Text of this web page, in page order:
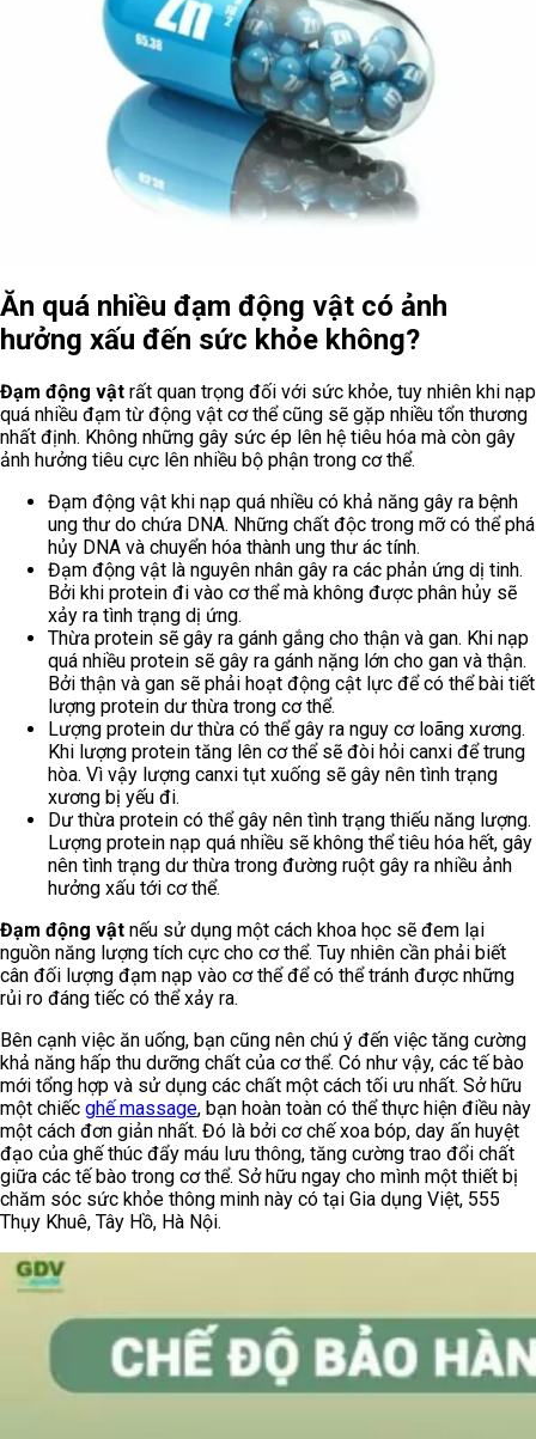
Ăn quá nhiều đạm động vật có ảnh
hưởng xấu đến sức khỏe không?
Đạm động vật rất quan trọng đối với sức khỏe, tuy nhiên khi nạp
quá nhiều đạm từ động vật cơ thể cũng sẽ gặp nhiều tổn thương
nhất định. Không những gây sức ép lên hệ tiêu hóa mà còn gây
ảnh hưởng tiêu cực lên nhiều bộ phận trong cơ thể.
Đạm động vật khi nạp quá nhiều có khả năng gây ra bệnh
ung thư do chứa DNA. Những chất độc trong mỡ có thể phá
hủy DNA và chuyển hóa thành ung thư ác tính.
Đạm động vật là nguyên nhân gây ra các phản ứng dị tinh.
Bởi khi protein đi vào cơ thể mà không được phân hủy sẽ
xảy ra tình trạng dị ứng.
Thừa protein sẽ gây ra gánh gắng cho thận và gan. Khi nạp
quá nhiều protein sẽ gây ra gánh nặng lớn cho gan và thận.
Bởi thận và gan sẽ phải hoạt động cật lực để có thể bài tiết
lượng protein dư thừa trong cơ thể.
Lượng protein dư thừa có thể gây ra nguy cơ loãng xương.
Khi lượng protein tăng lên cơ thể sẽ đòi hỏi canxi để trung
hòa. Vì vậy lượng canxi tụt xuống sẽ gây nên tình trạng
xương bị yếu đi.
Dư thừa protein có thể gây nên tình trạng thiếu năng lượng.
Lượng protein nạp quá nhiều sẽ không thể tiêu hóa hết, gây
nên tình trạng dư thừa trong đường ruột gây ra nhiều ảnh
hưởng xấu tới cơ thể.
Đạm động vật nếu sử dụng một cách khoa học sẽ đem lại
nguồn năng lượng tích cực cho cơ thể. Tuy nhiên cần phải biết
cân đối lượng đạm nạp vào cơ thể để có thể tránh được những
rủi ro đáng tiếc có thể xảy ra.
Bên cạnh việc ăn uống, bạn cũng nên chú ý đến việc tăng cường
khả năng hấp thu dưỡng chất của cơ thể. Có như vậy, các tế bào
mới tổng hợp và sử dụng các chất một cách tối ưu nhất. Sở hữu
một chiếc ghế massage, bạn hoàn toàn có thể thực hiện điều này
một cách đơn giản nhất. Đó là bởi cơ chế xoa bóp, day ấn huyệt
đạo của ghế thúc đẩy máu lưu thông, tăng cường trao đổi chất
giữa các tế bào trong cơ thể. Sở hữu ngay cho mình một thiết bị
chăm sóc sức khỏe thông minh này có tại Gia dụng Việt, 555
Thụy Khuê, Tây Hồ, Hà Nội.